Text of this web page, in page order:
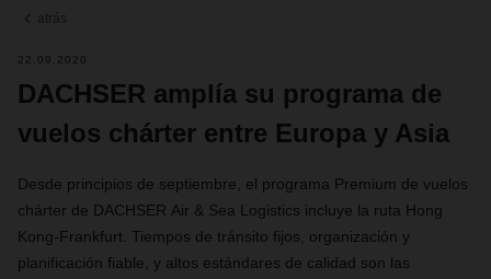
atrás
22.09.2020
DACHSER amplía su programa de
vuelos chárter entre Europa y Asia
Desde principios de septiembre, el programa Premium de vuelos
chárter de DACHSER Air & Sea Logistics incluye la ruta Hong
Kong-Frankfurt. Tiempos de tránsito fijos, organización y
planificación fiable, y altos estándares de calidad son las